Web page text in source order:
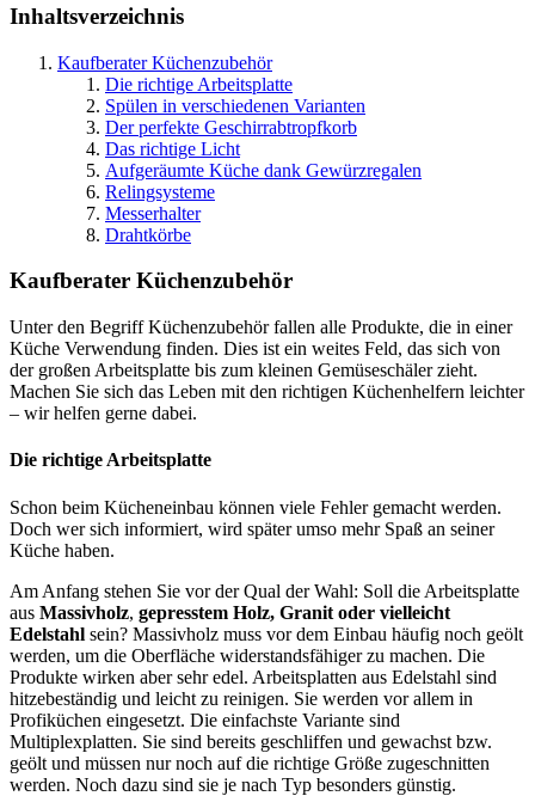
Inhaltsverzeichnis
Kaufberater Küchenzubehör
Die richtige Arbeitsplatte
Spülen in verschiedenen Varianten
Der perfekte Geschirrabtropfkorb
Das richtige Licht
Aufgeräumte Küche dank Gewürzregalen
Relingsysteme
Messerhalter
Drahtkörbe
Kaufberater Küchenzubehör
Unter den Begriff Küchenzubehör fallen alle Produkte, die in einer
Küche Verwendung finden. Dies ist ein weites Feld, das sich von
der großen Arbeitsplatte bis zum kleinen Gemüseschäler zieht.
Machen Sie sich das Leben mit den richtigen Küchenhelfern leichter
– wir helfen gerne dabei.
Die richtige Arbeitsplatte
Schon beim Kücheneinbau können viele Fehler gemacht werden.
Doch wer sich informiert, wird später umso mehr Spaß an seiner
Küche haben.
Am Anfang stehen Sie vor der Qual der Wahl: Soll die Arbeitsplatte
aus Massivholz, gepresstem Holz, Granit oder vielleicht
Edelstahl sein? Massivholz muss vor dem Einbau häufig noch geölt
werden, um die Oberfläche widerstandsfähiger zu machen. Die
Produkte wirken aber sehr edel. Arbeitsplatten aus Edelstahl sind
hitzebeständig und leicht zu reinigen. Sie werden vor allem in
Profiküchen eingesetzt. Die einfachste Variante sind
Multiplexplatten. Sie sind bereits geschliffen und gewachst bzw.
geölt und müssen nur noch auf die richtige Größe zugeschnitten
werden. Noch dazu sind sie je nach Typ besonders günstig.